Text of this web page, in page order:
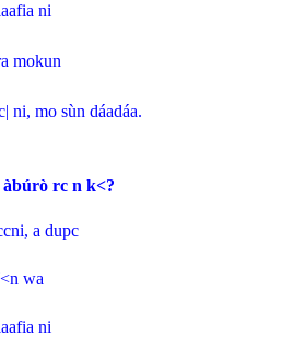
ni
mokun
ni, mo sùn dáadáa.
rc n k<?
a dupc
wa
ni